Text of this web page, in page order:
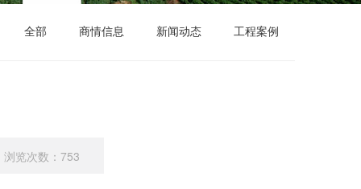
全部 商情信息 新闻动态 工程案例
浏览次数：753